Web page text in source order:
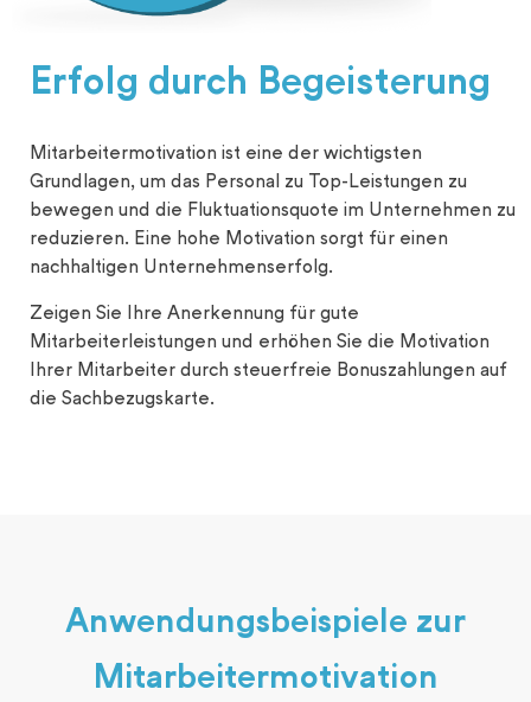
Erfolg durch Begeisterung
Mitarbeitermotivation ist eine der wichtigsten
Grundlagen, um das Personal zu Top-Leistungen zu
bewegen und die Fluktuationsquote im Unternehmen zu
reduzieren. Eine hohe Motivation sorgt für einen
nachhaltigen Unternehmenserfolg.
Zeigen Sie Ihre Anerkennung für gute
Mitarbeiterleistungen und erhöhen Sie die Motivation
Ihrer Mitarbeiter durch steuerfreie Bonuszahlungen auf
die Sachbezugskarte.
Anwendungsbeispiele zur
Mitarbeitermotivation